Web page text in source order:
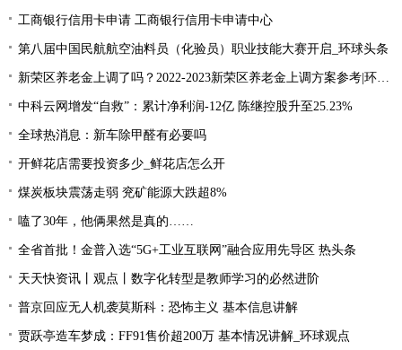
工商银行信用卡申请 工商银行信用卡申请中心
第八届中国民航航空油料员（化验员）职业技能大赛开启_环球头条
新荣区养老金上调了吗？2022-2023新荣区养老金上调方案参考|环球今日讯
中科云网增发“自救”：累计净利润-12亿 陈继控股升至25.23%
全球热消息：新车除甲醛有必要吗
开鲜花店需要投资多少_鲜花店怎么开
煤炭板块震荡走弱 兖矿能源大跌超8%
嗑了30年，他俩果然是真的……
全省首批！金普入选“5G+工业互联网”融合应用先导区 热头条
天天快资讯丨观点丨数字化转型是教师学习的必然进阶
普京回应无人机袭莫斯科：恐怖主义 基本信息讲解
贾跃亭造车梦成：FF91售价超200万 基本情况讲解_环球观点